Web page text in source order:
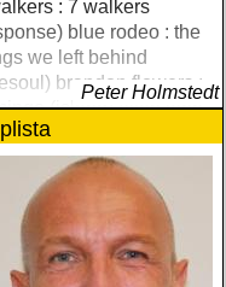
: 7 walkers
blue rodeo : the
we left behind
brandon flowers :
(island) elton john
russell : the union
justin currie : the
war (ryko)
: harbours
of mamre) rumer :
of my soul
Peter Holmstedt